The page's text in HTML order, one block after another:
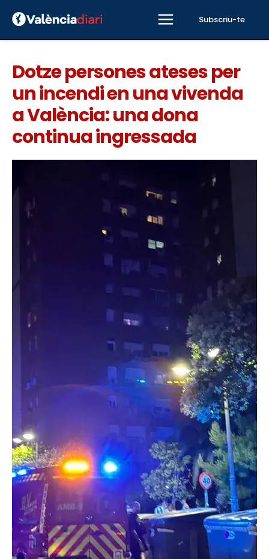
Subscriu-te
Dotze persones ateses per
un incendi en una vivenda
a València: una dona
continua ingressada